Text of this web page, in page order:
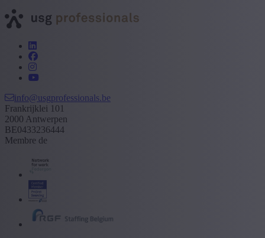
info@usgprofessionals.be
Frankrijklei 101
2000 Antwerpen
BE0433236444
Membre de